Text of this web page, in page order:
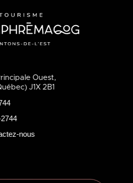
Ouest,
J1X 2B1
nous